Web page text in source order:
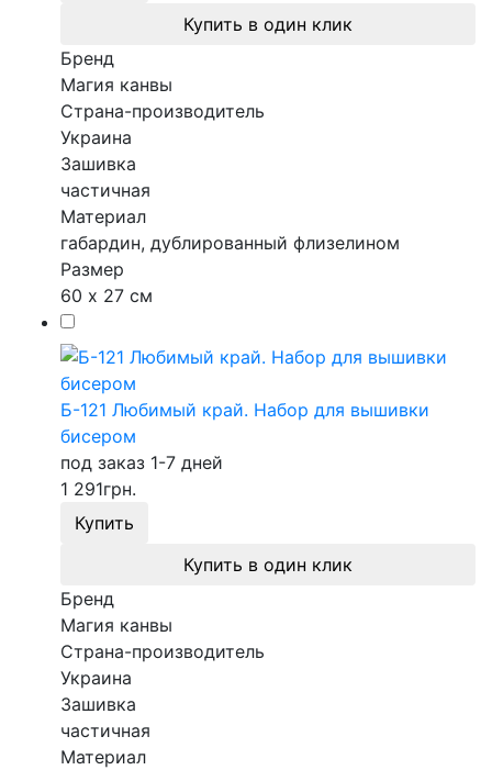
Купить в один клик
Бренд
Магия канвы
Страна-производитель
Украина
Зашивка
частичная
Материал
габардин, дублированный флизелином
Размер
60 х 27 см
Б-121 Любимый край. Набор для вышивки
бисером
под заказ 1-7 дней
1 291грн.
Купить
Купить в один клик
Бренд
Магия канвы
Страна-производитель
Украина
Зашивка
частичная
Материал